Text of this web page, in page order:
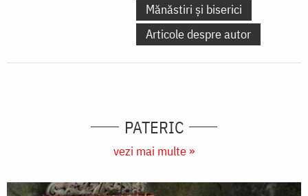
Mănăstiri și biserici
Articole despre autor
PATERIC
vezi mai multe »